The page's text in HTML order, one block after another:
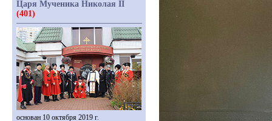
Царя Мученика Николая II
(401)
основан 10 октября 2019 г.